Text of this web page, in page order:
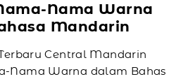
Nama Warna
Mandarin
Central Mandarin
Nama Warna dalam Bahas